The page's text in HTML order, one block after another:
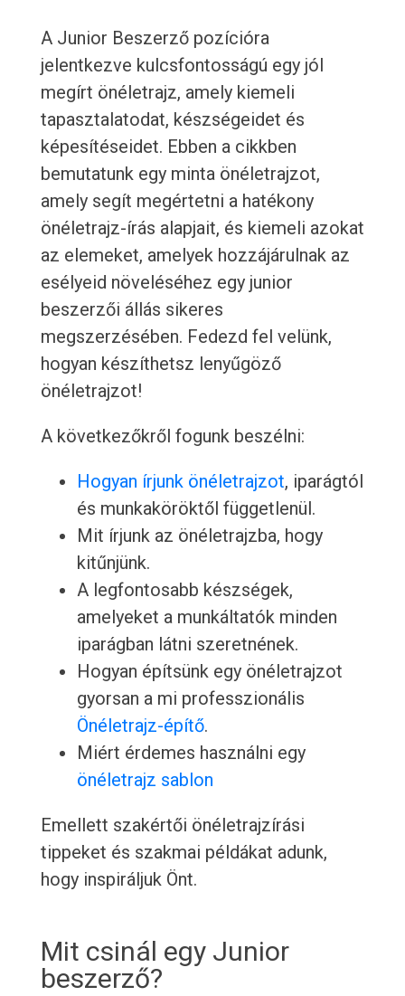
A Junior Beszerző pozícióra
jelentkezve kulcsfontosságú egy jól
megírt önéletrajz, amely kiemeli
tapasztalatodat, készségeidet és
képesítéseidet. Ebben a cikkben
bemutatunk egy minta önéletrajzot,
amely segít megértetni a hatékony
önéletrajz-írás alapjait, és kiemeli azokat
az elemeket, amelyek hozzájárulnak az
esélyeid növeléséhez egy junior
beszerzői állás sikeres
megszerzésében. Fedezd fel velünk,
hogyan készíthetsz lenyűgöző
önéletrajzot!
A következőkről fogunk beszélni:
Hogyan írjunk önéletrajzot, iparágtól
és munkaköröktől függetlenül.
Mit írjunk az önéletrajzba, hogy
kitűnjünk.
A legfontosabb készségek,
amelyeket a munkáltatók minden
iparágban látni szeretnének.
Hogyan építsünk egy önéletrajzot
gyorsan a mi professzionális
Önéletrajz-építő.
Miért érdemes használni egy
önéletrajz sablon
Emellett szakértői önéletrajzírási
tippeket és szakmai példákat adunk,
hogy inspiráljuk Önt.
Mit csinál egy Junior
beszerző?